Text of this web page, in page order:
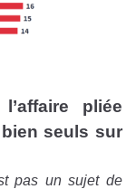
pliée
seuls sur
pas un sujet de